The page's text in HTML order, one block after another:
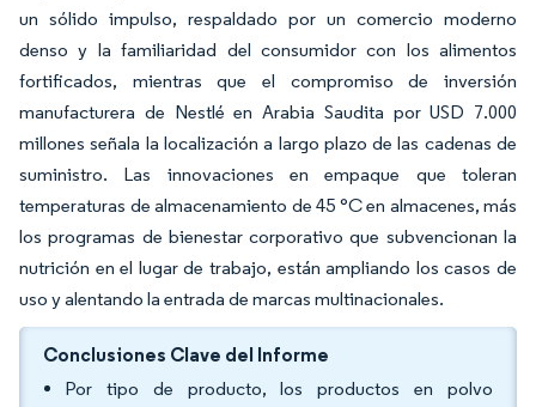
un sólido impulso, respaldado por un comercio moderno
denso y la familiaridad del consumidor con los alimentos
fortificados, mientras que el compromiso de inversión
manufacturera de Nestlé en Arabia Saudita por USD 7.000
millones señala la localización a largo plazo de las cadenas de
suministro. Las innovaciones en empaque que toleran
temperaturas de almacenamiento de 45 °C en almacenes, más
los programas de bienestar corporativo que subvencionan la
nutrición en el lugar de trabajo, están ampliando los casos de
uso y alentando la entrada de marcas multinacionales.
Conclusiones Clave del Informe
Por tipo de producto, los productos en polvo